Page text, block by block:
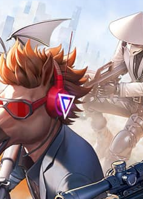
安卓充值